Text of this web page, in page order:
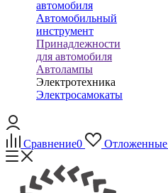
автомобиля
Автомобильный
инструмент
Принадлежности
для автомобиля
Автолампы
Электротехника
Электросамокаты
Сравнение0 Отложенные